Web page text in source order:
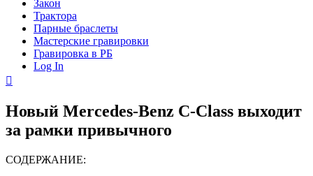
Закон
Трактора
Парные браслеты
Мастерские гравировки
Гравировка в РБ
Log In
Новый Mercedes-Benz C-Class выходит
за рамки привычного
СОДЕРЖАНИЕ: